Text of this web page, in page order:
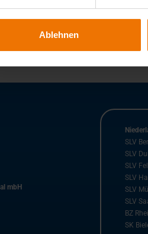
Ablehnen
mbH
SLV
SLV
SLV
SLV
SLV
SLV
BZ
SK